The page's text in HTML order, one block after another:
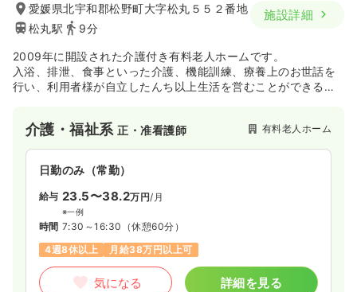
愛媛県北宇和郡松野町大字松丸５５２番地
松丸駅
9分
施設詳細
2009年に開設された介護付き有料老人ホームです。
入浴、排泄、食事といった介護、機能訓練、療養上のお世話を
行い、利用者様が自立したんち以上生活を営むことができるよ
介護・福祉系正・准看護師 有料老人ホーム
日勤のみ（常勤）
給与 23.5〜38.2万円/月
※一例
時間 7:30～16:30 （休憩60分）
4週8休以上
月給38万円以上可
気になる 詳細を見る